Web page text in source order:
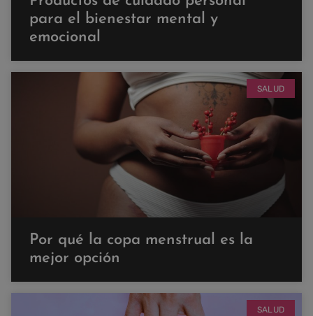
para el bienestar mental y
emocional
SALUD
Por qué la copa menstrual es la
mejor opción
SALUD